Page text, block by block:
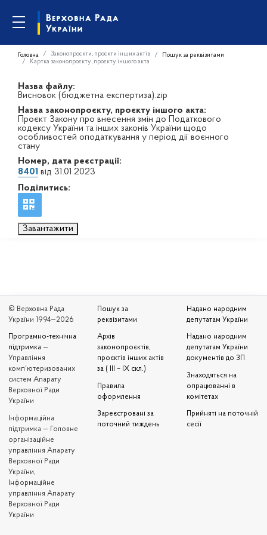
Головна Законопроєкти, проєкти інших актів
Пошук за реквізитами
Картка законопроєкту, проєкту іншого акта
Назва файлу:
Висновок (бюджетна експертиза).zip
Назва законопроєкту, проєкту іншого акта:
Проєкт Закону про внесення змін до Податкового
кодексу України та інших законів України щодо
особливостей оподаткування у період дії воєнного
стану
Номер, дата реєстрації:
8401 від 31.01.2023
Поділитись:
Завантажити
© Верховна Рада
України 1994—2026
Програмно-технічна
підтримка —
Управління
комп'ютеризованих
систем Апарату
Верховної Ради
України
Iнформаційна
підтримка — Головне
організаційне
управління Апарату
Верховної Ради
України,
Інформаційне
управління Апарату
Верховної Ради
України
Пошук за
реквізитами
Архів
законопроєктів,
проєктів інших актів
за ( III – IX скл.)
Правила
оформлення
Зареєстровані за
поточний тиждень
Надано народним
депутатам України
Надано народним
депутатам України
документів до ЗП
Знаходяться на
опрацюванні в
комітетах
Прийняті на поточній
сесії